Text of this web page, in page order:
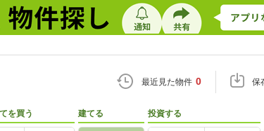
最近見た物件 0 保
を買う 建てる 投資する